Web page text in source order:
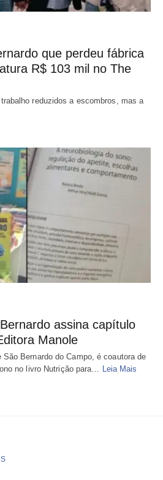
que perdeu fábrica
R$ 103 mil no The
reduzidos a escombros, mas a
assina capítulo
Manole
Bernardo do Campo, é coautora de
no livro Nutrição para… Leia Mais